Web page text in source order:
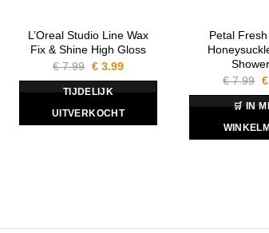
L’Oreal Studio Line Wax
Fix & Shine High Gloss
€7.99 Oorspronkelijke
was:
€ 7.99.
€3.99Huidige
TIJDELIJK
UITVERKOCHT
Petal
€7.99
€
€
🛒 IN